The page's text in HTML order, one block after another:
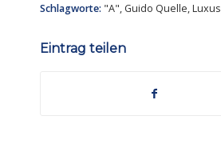
Schlagworte: "A", Guido Quelle,Luxus
Eintrag teilen